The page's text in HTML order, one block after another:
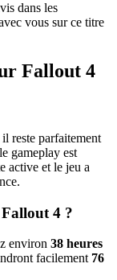
dans les
vous sur ce titre
Fallout 4
reste parfaitement
gameplay est
active et le jeu a
4 ?
environ 38 heures
facilement 76